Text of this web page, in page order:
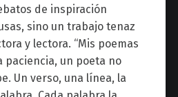
de inspiración
sino un trabajo tenaz
y lectora. “Mis poemas
paciencia, un poeta no
Un verso, una línea, la